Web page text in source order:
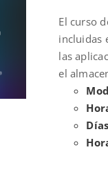
El curso
incluidas
las
el